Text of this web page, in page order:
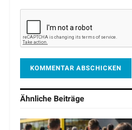
Ähnliche Beiträge